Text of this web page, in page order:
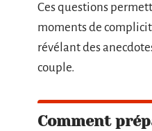
Ces questions
moments de
révélant des
couple.
Comment